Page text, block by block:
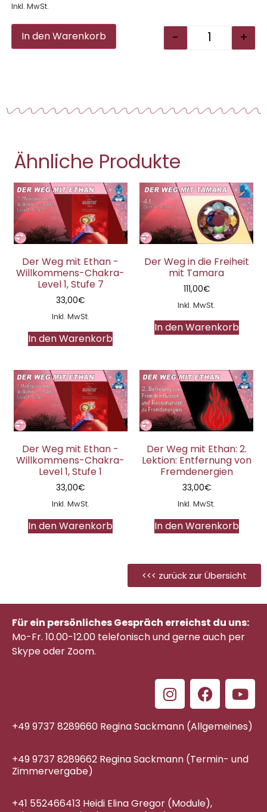
Inkl. MwSt.
- +
In den Warenkorb Alternative:
Ähnliche Produkte
Der Weg mit Ethan -
Willkommens-Chakra-
Level 1, Stufe 7
33,00€
Inkl. MwSt.
In den Warenkorb
Der Weg in die Freiheit
mit Tamara
111,00€
Inkl. MwSt.
In den Warenkorb
Der Weg mit Ethan -
Willkommens-Chakra-
Level 1, Stufe 1
33,00€
Inkl. MwSt.
In den Warenkorb
Der Weg mit Ethan: 2.
Lektion: Entfernung von
Fremdenergien
33,00€
Inkl. MwSt.
In den Warenkorb
<<< zurück zur Übersicht
Für ein persönliches Gespräch erreichst du uns:
Mo-Fr. 10.00-12.00 telefonischund gerne auch per
Skype oder Zoom.
+49 9737 8289660 Regina Sackmann (Allgemeines)
+49 9737 8289662 Regina Sackmann (Termin- und
Zimmervergabe)
+41 552466413 Heidi Elina Gregor (Module),